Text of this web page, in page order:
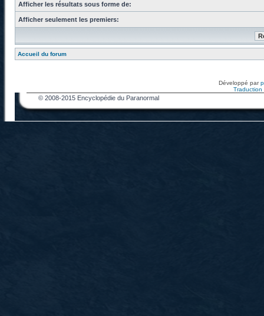
Afficher les résultats sous forme de:
Afficher seulement les premiers:
Accueil du forum
Développé par
Traduction
© 2008-2015 Encyclopédie du Paranormal